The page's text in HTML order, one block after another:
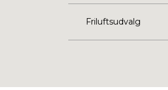
Friluftsudvalg